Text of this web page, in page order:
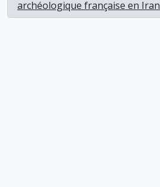
archéologique française en Iran
, 3 résultats